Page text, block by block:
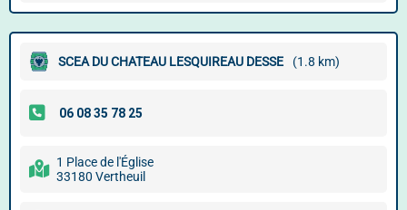
SCEA DU CHATEAU LESQUIREAU DESSE (1.8 km)
1 Place de l'Église
33180 Vertheuil